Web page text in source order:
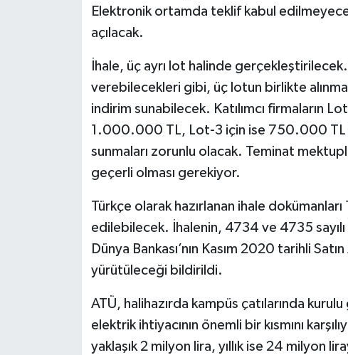
Elektronik ortamda teklif kabul
açılacak.
İhale, üç ayrı lot halinde
verebilecekleri gibi, üç lotun birlikte
indirim sunabilecek. Katılımcı firmaların
1.000.000 TL, Lot-3 için ise 750.000 TL
sunmaları zorunlu olacak. Teminat
geçerli olması gerekiyor.
Türkçe olarak hazırlanan ihale
edilebilecek. İhalenin, 4734 ve 4735 sayılı
Dünya Bankası’nın Kasım 2020 tarihli
yürütüleceği bildirildi.
ATÜ, halihazırda kampüs çatılarında
elektrik ihtiyacının önemli bir kısmını
yaklaşık 2 milyon lira, yıllık ise 24 milyon